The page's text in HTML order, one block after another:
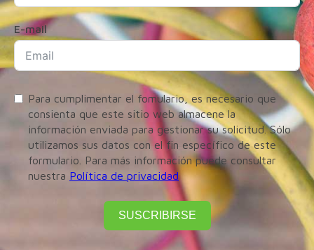
E-mail
Para cumplimentar el fomulario, es necesario que
consienta que este sitio web almacene la
información enviada para gestionar su solicitud. Sólo
utilizamos sus datos con el fin específico de este
formulario. Para más información puede consultar
nuestra Política de privacidad
SUSCRIBIRSE